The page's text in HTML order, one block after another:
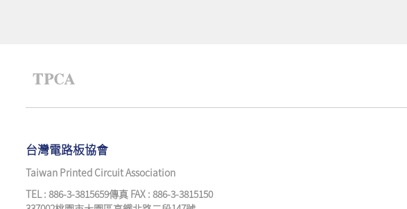
台灣電路板協會
Taiwan Printed Circuit Association
TEL : 886-3-3815659傳真 FAX : 886-3-3815150